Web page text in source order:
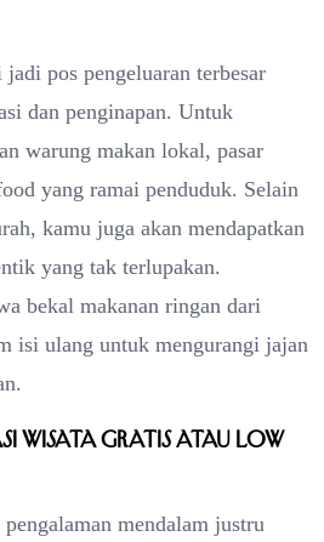
pos pengeluaran terbesar
dan penginapan. Untuk
warung makan lokal, pasar
yang ramai penduduk. Selain
kamu juga akan mendapatkan
yang tak terlupakan.
bekal makanan ringan dari
isi ulang untuk mengurangi jajan
wisata gratis atau low
mendalam justru